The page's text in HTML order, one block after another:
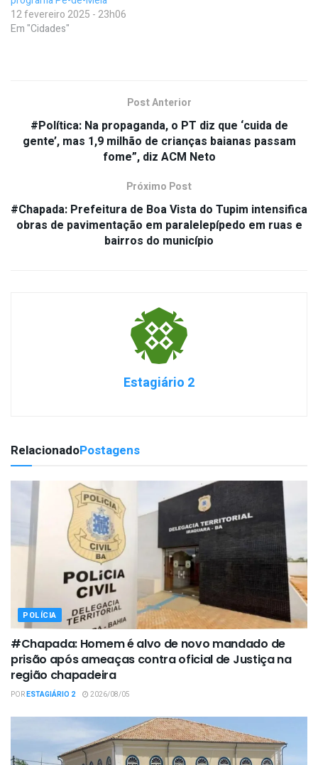
12 fevereiro 2025 - 23h06
Em "Cidades"
Post Anterior
#Política: Na propaganda, o PT diz que ‘cuida de
gente’, mas 1,9 milhão de crianças baianas passam
fome”, diz ACM Neto
Próximo Post
#Chapada: Prefeitura de Boa Vista do Tupim intensifica
obras de pavimentação em paralelepípedo em ruas e
bairros do município
Estagiário 2
RelacionadoPostagens
POLÍCIA
#Chapada: Homem é alvo de novo mandado de
prisão após ameaças contra oficial de Justiça na
região chapadeira
PORESTAGIÁRIO 2 2026/08/05